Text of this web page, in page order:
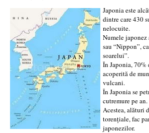
Japonia este
dintre care 430
nelocuite.
Numele japonez
sau “Nippon”,
soarelui”.
În Japonia, 70%
acoperită de
vulcani.
În Japonia se
cutremure pe an.
Acestea, alături
torențiale, fac
japonezilor.